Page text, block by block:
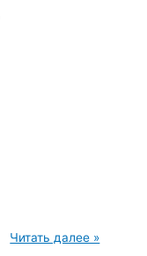
Рита
Читать далее »